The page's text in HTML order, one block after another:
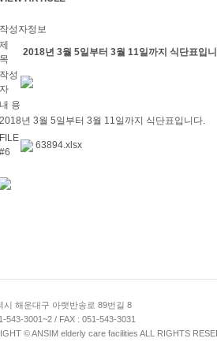
작성자정보
제
목
2018년 3월 5일부터 3월 11일까지 식단표입
작성
자
내 용
2018년 3월 5일부터 3월 11일까지 식단표입니다.
FILE
#6
63894.xlsx
시 해운대구 아랫반송로 89번길 8
543-3001~2 / FAX : 051-543-3031
© ANSIM elderly care facilities ALL RIGHTS